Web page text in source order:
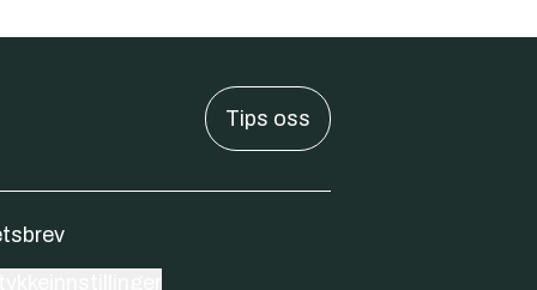
Tips oss